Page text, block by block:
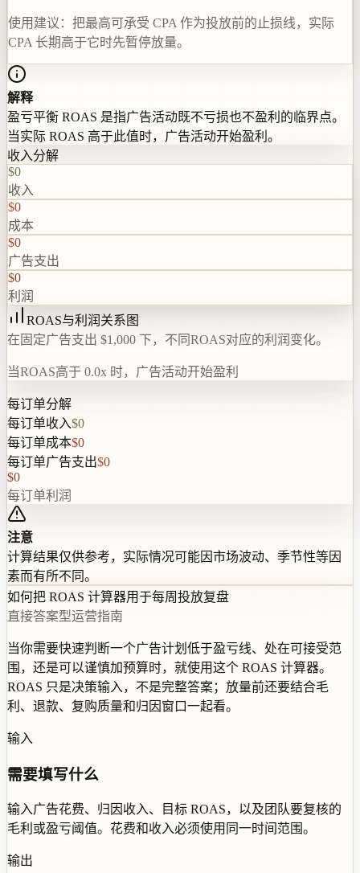
使用建议：把最高可承受 CPA 作为投放前的止损线，实际
CPA 长期高于它时先暂停放量。
解释
盈亏平衡 ROAS 是指广告活动既不亏损也不盈利的临界点。
当实际 ROAS 高于此值时，广告活动开始盈利。
收入分解
$0
收入
$0
成本
$0
广告支出
$0
利润
ROAS与利润关系图
在固定广告支出 $1,000 下，不同ROAS对应的利润变化。
当ROAS高于 0.0x 时，广告活动开始盈利
每订单分解
每订单收入$0
每订单成本$0
每订单广告支出$0
$0
每订单利润
注意
计算结果仅供参考，实际情况可能因市场波动、季节性等因
素而有所不同。
如何把 ROAS 计算器用于每周投放复盘
直接答案型运营指南
当你需要快速判断一个广告计划低于盈亏线、处在可接受范
围，还是可以谨慎加预算时，就使用这个 ROAS 计算器。
ROAS 只是决策输入，不是完整答案；放量前还要结合毛
利、退款、复购质量和归因窗口一起看。
输入
需要填写什么
输入广告花费、归因收入、目标 ROAS，以及团队要复核的
毛利或盈亏阈值。花费和收入必须使用同一时间范围。
输出